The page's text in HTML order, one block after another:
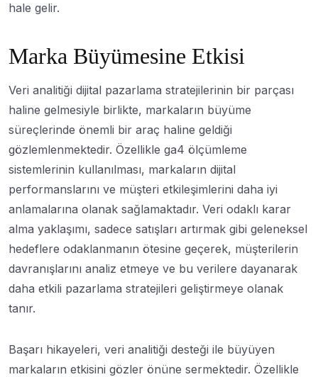
hale gelir.
Marka Büyümesine Etkisi
Veri analitiği dijital pazarlama stratejilerinin bir parçası
haline gelmesiyle birlikte, markaların büyüme
süreçlerinde önemli bir araç haline geldiği
gözlemlenmektedir. Özellikle ga4 ölçümleme
sistemlerinin kullanılması, markaların dijital
performanslarını ve müşteri etkileşimlerini daha iyi
anlamalarına olanak sağlamaktadır. Veri odaklı karar
alma yaklaşımı, sadece satışları artırmak gibi geleneksel
hedeflere odaklanmanın ötesine geçerek, müşterilerin
davranışlarını analiz etmeye ve bu verilere dayanarak
daha etkili pazarlama stratejileri geliştirmeye olanak
tanır.
Başarı hikayeleri, veri analitiği desteği ile büyüyen
markaların etkisini gözler önüne sermektedir. Özellikle